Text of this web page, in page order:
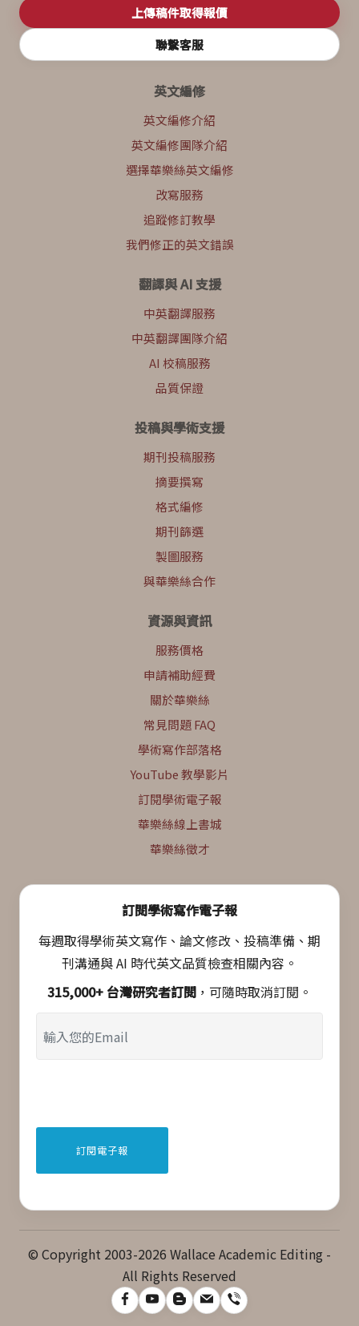
上傳稿件取得報價
聯繫客服
英文編修
英文編修介紹
英文編修團隊介紹
選擇華樂絲英文編修
改寫服務
追蹤修訂教學
我們修正的英文錯誤
翻譯與 AI 支援
中英翻譯服務
中英翻譯團隊介紹
AI 校稿服務
品質保證
投稿與學術支援
期刊投稿服務
摘要撰寫
格式編修
期刊篩選
製圖服務
與華樂絲合作
資源與資訊
服務價格
申請補助經費
關於華樂絲
常見問題 FAQ
學術寫作部落格
YouTube 教學影片
訂閱學術電子報
華樂絲線上書城
華樂絲徵才
訂閱學術寫作電子報
每週取得學術英文寫作、論文修改、投稿準備、期
刊溝通與 AI 時代英文品質檢查相關內容。
315,000+ 台灣研究者訂閱 ，可隨時取消訂閱。
© Copyright 2003-2026 Wallace Academic Editing -
All Rights Reserved